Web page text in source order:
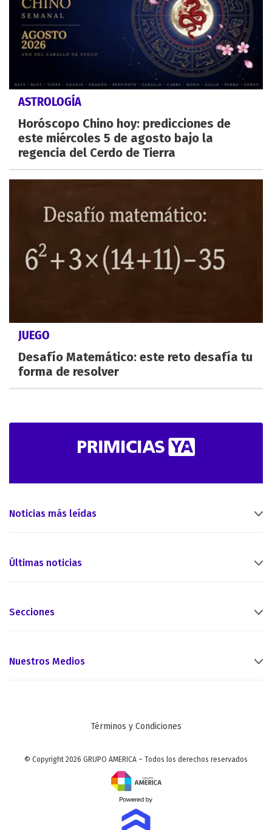
ASTROLOGÍA
Horóscopo Chino hoy: predicciones de
este miércoles 5 de agosto bajo la
regencia del Cerdo de Tierra
JUEGO
Desafío Matemático: este reto desafía tu
forma de resolver
Noticias más leídas
Últimas noticias
Secciones
Nuestros Medios
Términos y Condiciones
© Copyright 2026 GRUPO AMERICA – Todos los derechos reservados